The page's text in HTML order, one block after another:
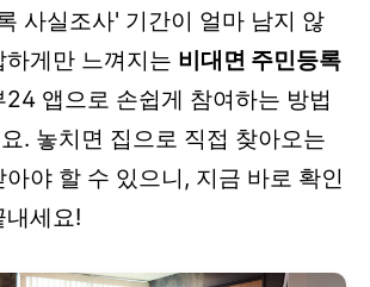
사실조사' 기간이 얼마 남지 않
게만 느껴지는 비대면 주민등록
24 앱으로 손쉽게 참여하는 방법
. 놓치면 집으로 직접 찾아오는
야 할 수 있으니, 지금 바로 확인
세요!